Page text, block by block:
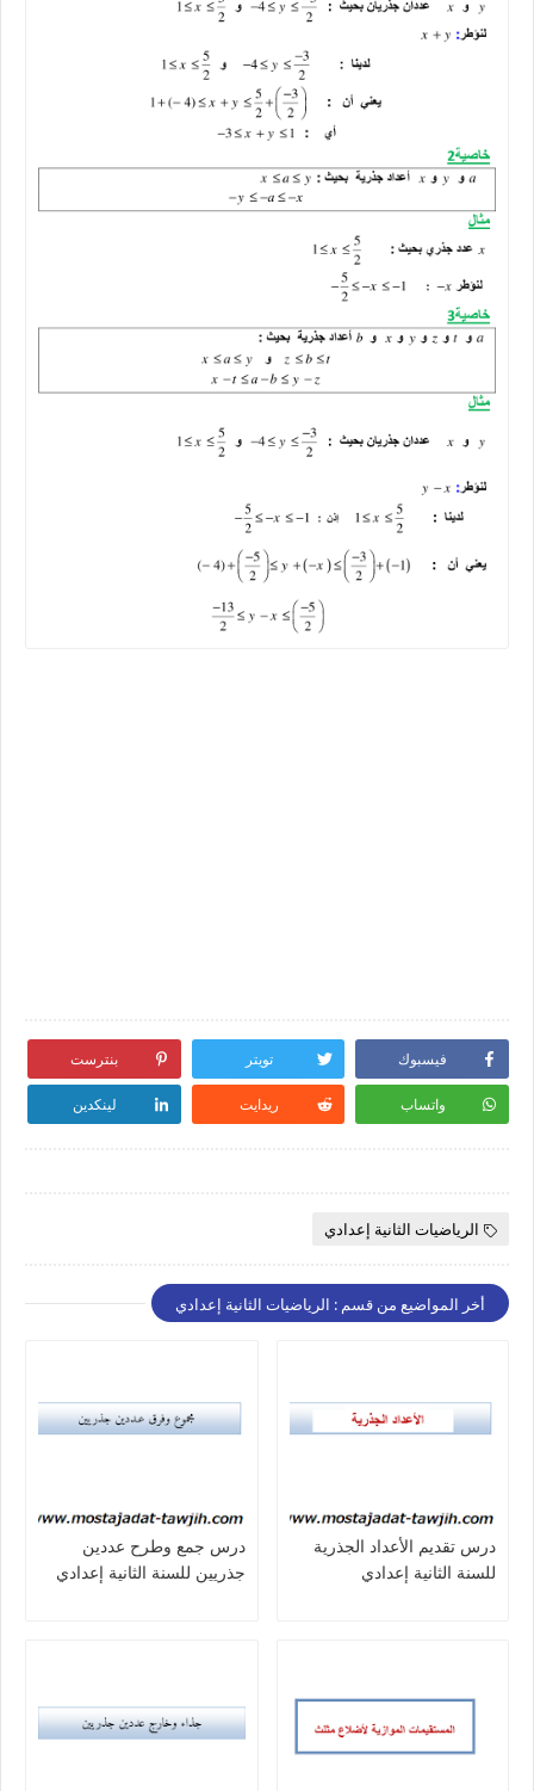
فيسبوك تويتر بنترست
واتساب ريدايت لينكدين
الرياضيات الثانية إعدادي
أخر المواضيع من قسم : الرياضيات الثانية إعدادي
درس تقديم الأعداد الجذرية
للسنة الثانية إعدادي
درس جمع وطرح عددين
جذريين للسنة الثانية إعدادي